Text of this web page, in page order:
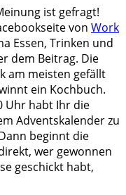
ist gefragt!
von Work
Essen, Trinken und
dem Beitrag. Die
am meisten gefällt
ein Kochbuch.
Uhr habt Ihr die
Adventskalender zu
beginnt die
wer gewonnen
geschickt habt,